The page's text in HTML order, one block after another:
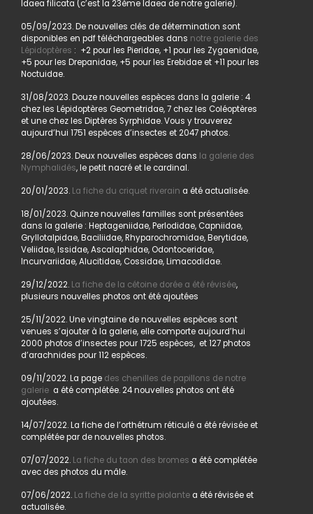
Idaea filicata (c’est la 23ème Idaea de notre galerie).
05/09/2023. De nouvelles clés de détermination sont
disponibles en pdf téléchargeables dans notre galerie des
Lépidoptères : +2 pour les Pieridae, +1 pour les Zygaenidae,
+5 pour les Drepanidae, +5 pour les Erebidae et +11 pour les
Noctuidae.
31/08/2023. Douze nouvelles espèces dans la galerie : 4
chez les Lépidoptères Geometridae, 7 chez les Coléoptères
et une chez les Diptères Syrphidae. Vous y trouverez
aujourd’hui 1751 espèces d’insectes et 2047 photos.
28/06/2023. Deux nouvelles espèces dans la galerie des
Nymphalidés, le petit nacré et le cardinal.
20/01/2023. La fiche du criquet riverain a été actualisée.
18/01/2023. Quinze nouvelles familles sont présentées
dans la galerie : Heptageniidae, Perlodidae, Capniidae,
Gryllotalpidae, Baciliidae, Rhyparochromidae, Berytidae,
Veliidae, Issidae, Ascalaphidae, Odontoceridae,
Incurvariidae, Alucitidae, Cossidae, Limacodidae.
29/12/2022. La fiche de la cétoine dorée a été révisée,
plusieurs nouvelles photos ont été ajoutées
25/11/2022. Une vingtaine de nouvelles espèces sont
venues s’ajouter à la galerie, elle comporte aujourd’hui
2000 photos d’insectes pour 1725 espèces, et 127 photos
d’arachnides pour 112 espèces.
09/11/2022. La page des chenilles de papillons de notre
galerie a été complétée. 24 nouvelles photos ont été
ajoutées.
14/07/2022. La fiche de l’orthétrum réticulé a été révisée et
complétée par de nouvelles photos.
07/07/2022. La fiche du taon des bromes a été complétée
avec des photos du mâle.
07/06/2022. La fiche de la syritte piolantea été révisée et
actualisée.